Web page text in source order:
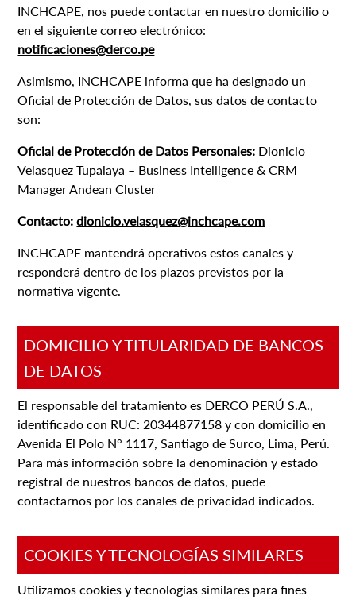
INCHCAPE, nos puede contactar en nuestro domicilio o
en el siguiente correo electrónico:
notificaciones@derco.pe
Asimismo, INCHCAPE informa que ha designado un
Oficial de Protección de Datos, sus datos de contacto
son:
Oficial de Protección de Datos Personales: Dionicio
Velasquez Tupalaya – Business Intelligence & CRM
Manager Andean Cluster
Contacto: dionicio.velasquez@inchcape.com
INCHCAPE mantendrá operativos estos canales y
responderá dentro de los plazos previstos por la
normativa vigente.
DOMICILIO Y TITULARIDAD DE BANCOS
DE DATOS
El responsable del tratamiento es DERCO PERÚ S.A.,
identificado con RUC: 20344877158 y con domicilio en
Avenida El Polo N° 1117, Santiago de Surco, Lima, Perú.
Para más información sobre la denominación y estado
registral de nuestros bancos de datos, puede
contactarnos por los canales de privacidad indicados.
COOKIES Y TECNOLOGÍAS SIMILARES
Utilizamos cookies y tecnologías similares para fines